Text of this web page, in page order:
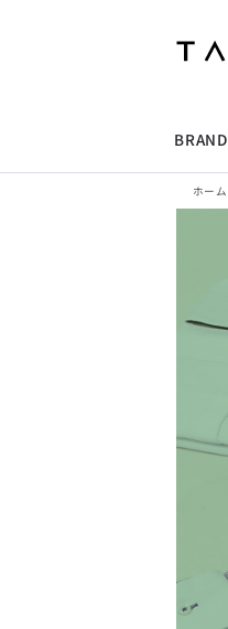
BRAND
MEN'S ジャケット
ファッション雑貨
MEN'S ジャケット
アウター/コート
カジュアルパンツ
ホーム